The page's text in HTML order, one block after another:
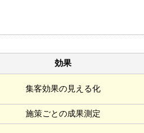
効果
集客効果の見える化
施策ごとの成果測定